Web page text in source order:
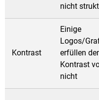
nicht
Kontrast
Einige
Logos/
erfüllen
Kontrast
nicht